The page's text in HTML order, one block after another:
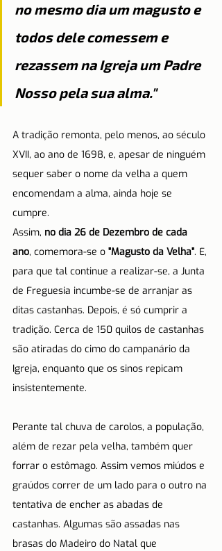
no mesmo dia um magusto e
todos dele comessem e
rezassem na Igreja um Padre
Nosso pela sua alma."
A tradição remonta, pelo menos, ao século
XVII, ao ano de 1698, e, apesar de ninguém
sequer saber o nome da velha a quem
encomendam a alma, ainda hoje se
cumpre.
Assim, no dia 26 de Dezembro de cada
ano, comemora-se o "Magusto da Velha". E,
para que tal continue a realizar-se, a Junta
de Freguesia incumbe-se de arranjar as
ditas castanhas. Depois, é só cumprir a
tradição. Cerca de 150 quilos de castanhas
são atiradas do cimo do campanário da
Igreja, enquanto que os sinos repicam
insistentemente.
Perante tal chuva de carolos, a população,
além de rezar pela velha, também quer
forrar o estômago. Assim vemos miúdos e
graúdos correr de um lado para o outro na
tentativa de encher as abadas de
castanhas. Algumas são assadas nas
brasas do Madeiro do Natal que